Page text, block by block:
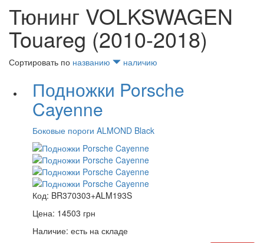
Тюнинг VOLKSWAGEN
Touareg (2010-2018)
Сортировать по названию наличию
Подножки Porsche
Cayenne
Боковые пороги ALMOND Black
Код: BR370303+ALM193S
Цена: 14503 грн
Наличие: есть на складе